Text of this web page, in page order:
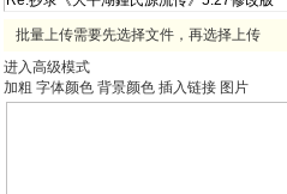
批量上传需要先选择文件，再选择上传
进入高级模式
加粗 字体颜色 背景颜色 插入链接 图片